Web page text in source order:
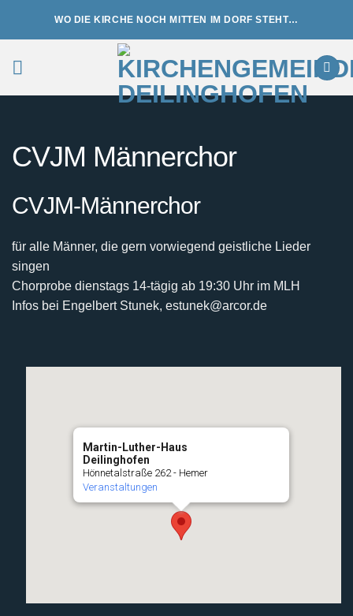
WO DIE KIRCHE NOCH MITTEN IM DORF STEHT…
CVJM Männerchor
CVJM-Männerchor
für alle Männer, die gern vorwiegend geistliche Lieder
singen
Chorprobe dienstags 14-tägig ab 19:30 Uhr im MLH
Infos bei Engelbert Stunek, estunek@arcor.de
Martin-Luther-Haus
Deilinghofen
Hönnetalstraße 262 - Hemer
Veranstaltungen